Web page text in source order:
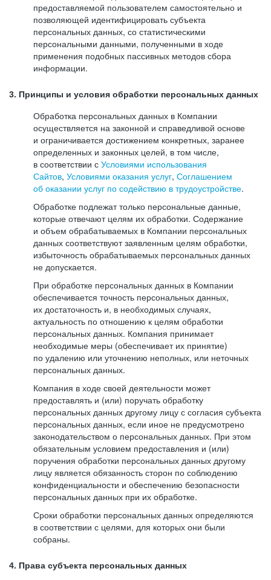
предоставляемой пользователем самостоятельно и
позволяющей идентифицировать субъекта
персональных данных, со статистическими
персональными данными, полученными в ходе
применения подобных пассивных методов сбора
информации.
3. Принципы и условия обработки персональных данных
Обработка персональных данных в Компании
осуществляется на законной и справедливой основе
и ограничивается достижением конкретных, заранее
определенных и законных целей, в том числе,
в соответствии с Условиями использования
Сайтов, Условиями оказания услуг, Соглашением
об оказании услуг по содействию в трудоустройстве.
Обработке подлежат только персональные данные,
которые отвечают целям их обработки. Содержание
и объем обрабатываемых в Компании персональных
данных соответствуют заявленным целям обработки,
избыточность обрабатываемых персональных данных
не допускается.
При обработке персональных данных в Компании
обеспечивается точность персональных данных,
их достаточность и, в необходимых случаях,
актуальность по отношению к целям обработки
персональных данных. Компания принимает
необходимые меры (обеспечивает их принятие)
по удалению или уточнению неполных, или неточных
персональных данных.
Компания в ходе своей деятельности может
предоставлять и (или) поручать обработку
персональных данных другому лицу с согласия субъекта
персональных данных, если иное не предусмотрено
законодательством о персональных данных. При этом
обязательным условием предоставления и (или)
поручения обработки персональных данных другому
лицу является обязанность сторон по соблюдению
конфиденциальности и обеспечению безопасности
персональных данных при их обработке.
Сроки обработки персональных данных определяются
в соответствии с целями, для которых они были
собраны.
4. Права субъекта персональных данных